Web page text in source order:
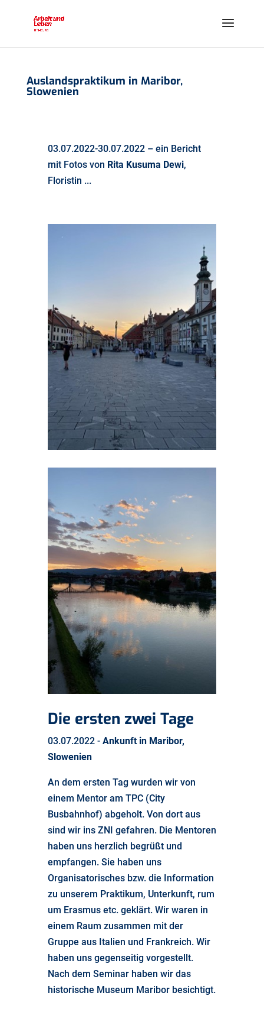
Auslandspraktikum in Maribor,
Slowenien
03.07.2022-30.07.2022– ein Bericht
mit Fotos von Rita Kusuma Dewi,
Floristin ...
Die ersten zwei Tage
03.07.2022 - Ankunft in Maribor,
Slowenien
An dem ersten Tag wurden wir von
einem Mentor am TPC (City
Busbahnhof) abgeholt. Von dort aus
sind wir ins ZNI gefahren. Die Mentoren
haben uns herzlich begrüßt und
empfangen. Sie haben uns
Organisatorisches bzw. die Information
zu unserem Praktikum, Unterkunft, rum
um Erasmus etc. geklärt. Wir waren in
einem Raum zusammen mit der
Gruppe aus Italien und Frankreich. Wir
haben uns gegenseitig vorgestellt.
Nach dem Seminar haben wir das
historische Museum Maribor besichtigt.